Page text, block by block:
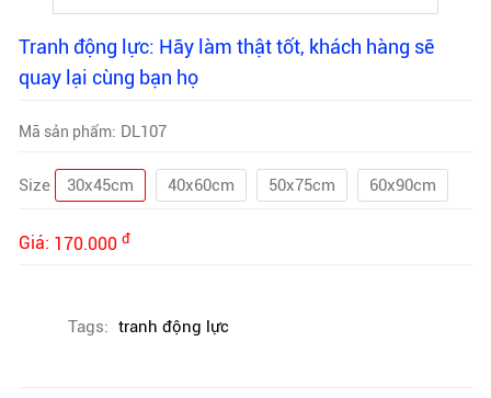
Tranh động lực: Hãy làm thật tốt, khách hàng sẽ
quay lại cùng bạn họ
Mã sản phẩm: DL107
Size 30x45cm 40x60cm 50x75cm 60x90cm
Giá: 170.000 đ
Tags: tranh động lực